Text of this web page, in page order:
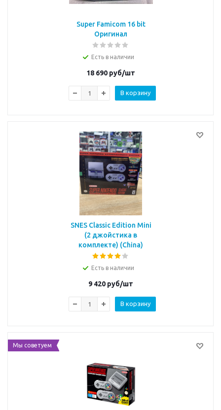
Super Famicom 16 bit
Оригинал
Есть в наличии
18 690 руб/шт
В корзину
SNES Classic Edition Mini
(2 джойстика в
комплекте) (China)
Есть в наличии
9 420 руб/шт
В корзину
Мы советуем